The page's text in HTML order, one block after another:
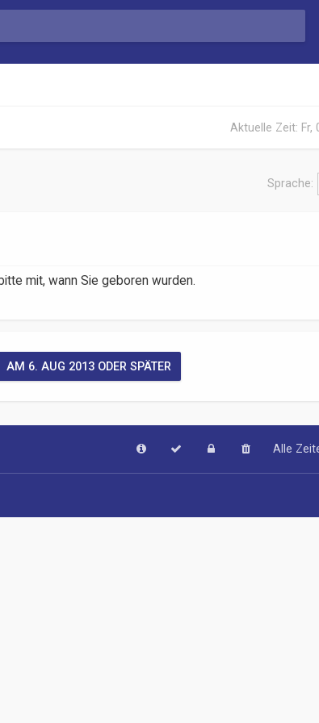
Aktuelle Zeit: Fr,
Sprache:
mit, wann Sie geboren wurden.
Alle